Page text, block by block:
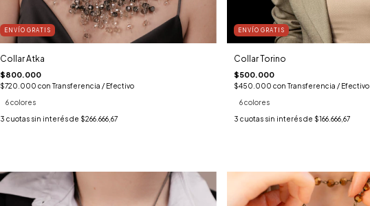
ENVÍO GRATIS
Collar Atka
$800.000
$720.000 con Transferencia / Efectivo
6 colores
3 cuotas sin interés de $266.666,67
ENVÍO GRATIS
Collar Torino
$500.000
$450.000 con Transferencia / Efectivo
6 colores
3 cuotas sin interés de $166.666,67